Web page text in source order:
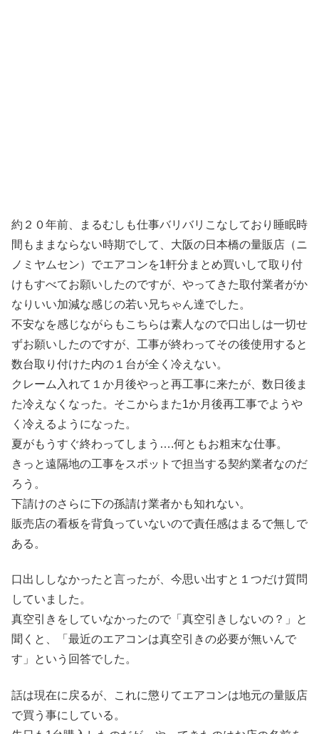
約２０年前、まるむしも仕事バリバリこなしており睡眠時
間もままならない時期でして、大阪の日本橋の量販店（ニ
ノミヤムセン）でエアコンを1軒分まとめ買いして取り付
けもすべてお願いしたのですが、やってきた取付業者がか
なりいい加減な感じの若い兄ちゃん達でした。
不安なを感じながらもこちらは素人なので口出しは一切せ
ずお願いしたのですが、工事が終わってその後使用すると
数台取り付けた内の１台が全く冷えない。
クレーム入れて１か月後やっと再工事に来たが、数日後ま
た冷えなくなった。そこからまた1か月後再工事でようや
く冷えるようになった。
夏がもうすぐ終わってしまう….何ともお粗末な仕事。
きっと遠隔地の工事をスポットで担当する契約業者なのだ
ろう。
下請けのさらに下の孫請け業者かも知れない。
販売店の看板を背負っていないので責任感はまるで無しで
ある。
口出ししなかったと言ったが、今思い出すと１つだけ質問
していました。
真空引きをしていなかったので「真空引きしないの？」と
聞くと、「最近のエアコンは真空引きの必要が無いんで
す」という回答でした。
話は現在に戻るが、これに懲りてエアコンは地元の量販店
で買う事にしている。